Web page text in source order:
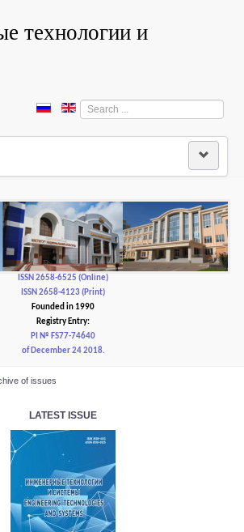
технологии и
Search
...
AND ETHICS
ISSN 2658-6525 (Online)
ISSN 2658-4123 (Print)
Founded in 1990
Registry Entry:
PI № FS77-74640
of December 24 2018.
of issues
LATEST ISSUE